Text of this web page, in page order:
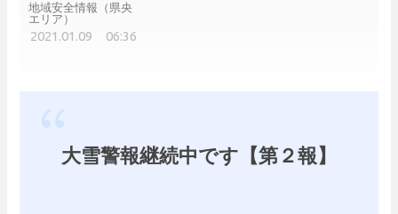
地域安全情報（県央
エリア）
2021.01.09 06:36
大雪警報継続中です【第２報】